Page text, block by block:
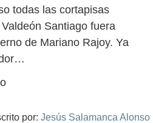
todas las cortapisas
Santiago fuera
de Mariano Rajoy. Ya
por: Jesús Salamanca Alonso